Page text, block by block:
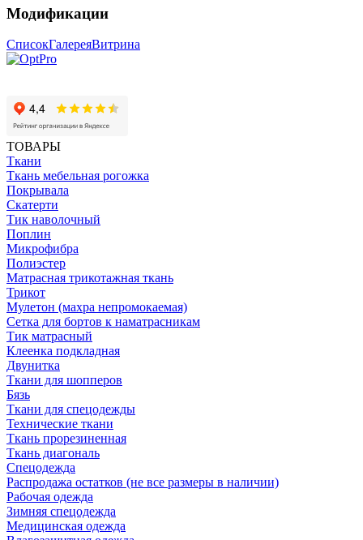
Модификации
СписокГалереяВитрина
ТОВАРЫ
Ткани
Ткань мебельная рогожка
Покрывала
Скатерти
Тик наволочный
Поплин
Микрофибра
Полиэстер
Матрасная трикотажная ткань
Трикот
Мулетон (махра непромокаемая)
Сетка для бортов к наматрасникам
Тик матрасный
Клеенка подкладная
Двунитка
Ткани для шопперов
Бязь
Ткани для спецодежды
Технические ткани
Ткань прорезиненная
Ткань диагональ
Спецодежда
Распродажа остатков (не все размеры в наличии)
Рабочая одежда
Зимняя спецодежда
Медицинская одежда